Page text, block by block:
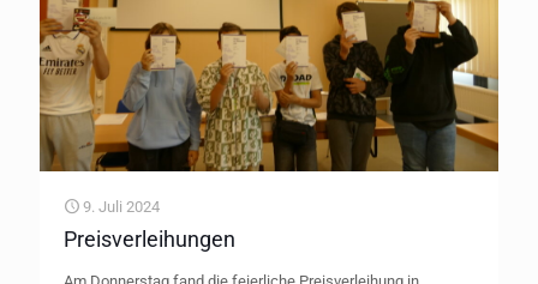
9. Juli 2024
Preisverleihungen